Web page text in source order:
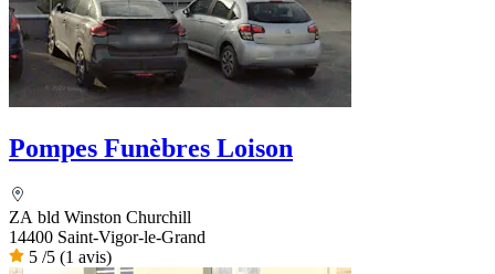
Pompes Funèbres Loison
ZA bld Winston Churchill
14400 Saint-Vigor-le-Grand
5 /5 (1 avis)